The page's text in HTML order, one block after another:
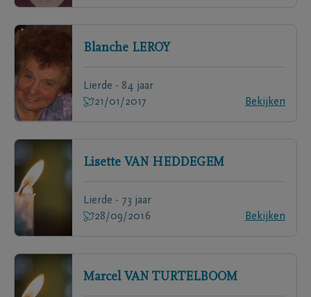
Blanche LEROY
Lierde - 84 jaar
21/01/2017
Bekijken
Lisette VAN HEDDEGEM
Lierde - 73 jaar
28/09/2016
Bekijken
Marcel VAN TURTELBOOM